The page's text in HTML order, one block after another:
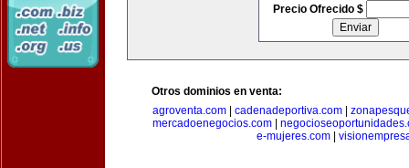
Precio Ofrecido $
Otros dominios en venta:
agroventa.com
cadenadeportiva.com
mercadoenegocios.com
e-mujeres.com